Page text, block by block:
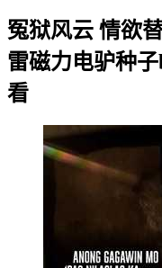
冤狱风云 情欲
雷磁力电驴种
看